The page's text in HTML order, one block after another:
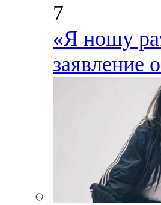
7
«Я ношу
заявление